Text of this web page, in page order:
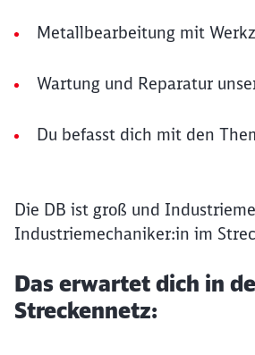
Metallbearbeitung mit
Wartung und Reparatur
Du befasst dich mit den
Die DB ist groß und
Industriemechaniker:in im
Das erwartet dich in
Streckennetz: